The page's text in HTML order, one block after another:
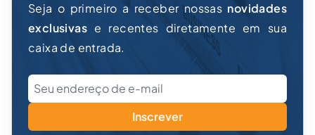
Seja o primeiro a receber nossas novidades
exclusivas e recentes diretamente em sua
caixa de entrada.
Inscrever